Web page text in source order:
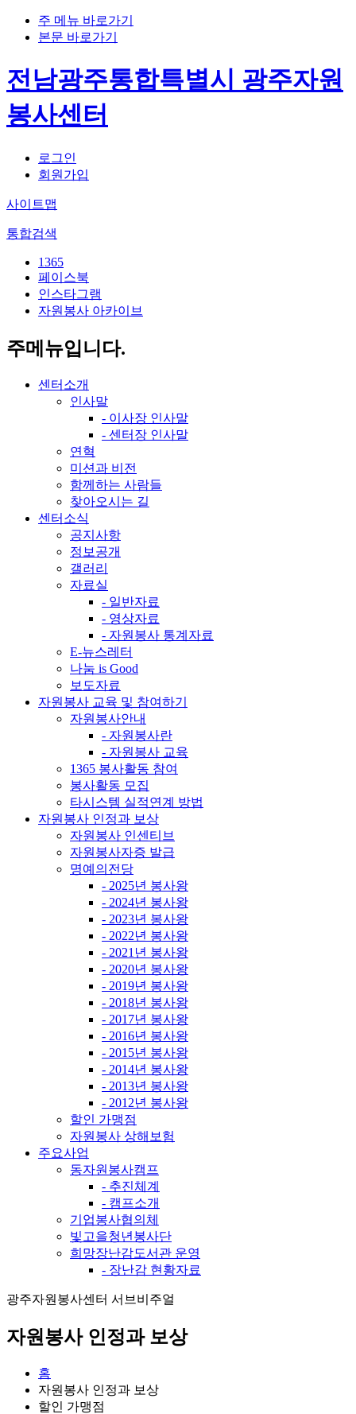
주 메뉴 바로가기
본문 바로가기
전남광주통합특별시 광주자원
봉사센터
로그인
회원가입
사이트맵
통합검색
1365
페이스북
인스타그램
자원봉사 아카이브
주메뉴입니다.
센터소개
인사말
- 이사장 인사말
- 센터장 인사말
연혁
미션과 비전
함께하는 사람들
찾아오시는 길
센터소식
공지사항
정보공개
갤러리
자료실
- 일반자료
- 영상자료
- 자원봉사 통계자료
E-뉴스레터
나눔 is Good
보도자료
자원봉사 교육 및 참여하기
자원봉사안내
- 자원봉사란
- 자원봉사 교육
1365 봉사활동 참여
봉사활동 모집
타시스템 실적연계 방법
자원봉사 인정과 보상
자원봉사 인센티브
자원봉사자증 발급
명예의전당
- 2025년 봉사왕
- 2024년 봉사왕
- 2023년 봉사왕
- 2022년 봉사왕
- 2021년 봉사왕
- 2020년 봉사왕
- 2019년 봉사왕
- 2018년 봉사왕
- 2017년 봉사왕
- 2016년 봉사왕
- 2015년 봉사왕
- 2014년 봉사왕
- 2013년 봉사왕
- 2012년 봉사왕
할인 가맹점
자원봉사 상해보험
주요사업
동자원봉사캠프
- 추진체계
- 캠프소개
기업봉사협의체
빛고을청년봉사단
희망장난감도서관 운영
- 장난감 현황자료
광주자원봉사센터 서브비주얼
자원봉사 인정과 보상
홈
자원봉사 인정과 보상
할인 가맹점